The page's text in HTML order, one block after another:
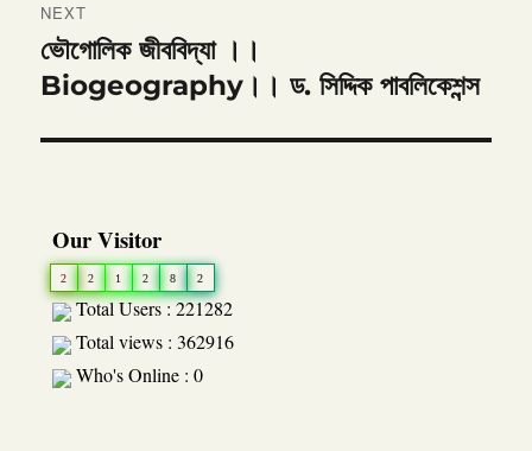
NEXT
Next
post:
ভৌগোলিক জীববিদ্যা ।।
Biogeography।। ড. সিদ্দিক পাবলিকেশন্স
Our Visitor
2 2 1 2 8 2
Total Users : 221282
Total views : 362916
Who's Online : 0